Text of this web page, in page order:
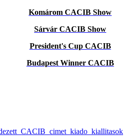
Komárom CACIB Show
Sárvár CACIB Show
President's Cup CACIB
Budapest Winner CACIB